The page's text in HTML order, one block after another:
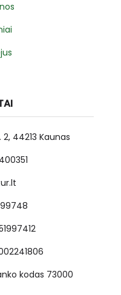
44213 Kaunas
kodas 73000